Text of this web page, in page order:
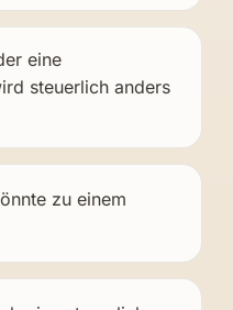
eine
steuerlich anders
zu einem